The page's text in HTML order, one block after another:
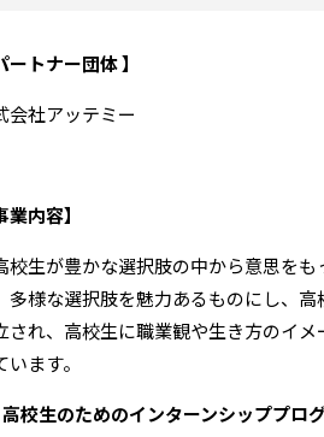
ートナー団体 】
会社アッテミー
業内容】
校生が豊かな選択肢の中から意思を
多様な選択肢を魅力あるものにし、
され、高校生に職業観や生き方のイ
います。
高校生のためのインターンシッププロ